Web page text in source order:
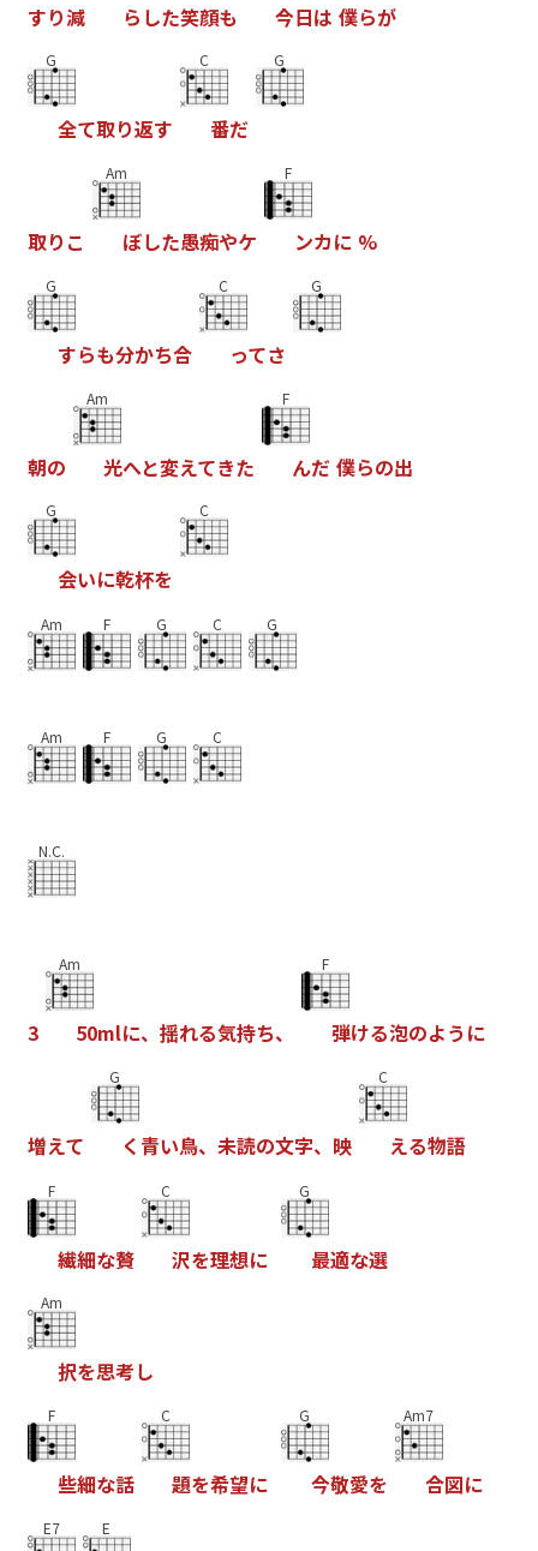
すり減 ら した笑顔も 今日は 僕らが
G
全て取り返す
C
番だ
G
取り こ
Am
ぼした愚痴やケ
F
ンカに %
G
すらも分かち合
C
ってさ
G
朝の
Am
光へと変えてきた
F
んだ 僕らの出
G
会いに乾杯を
C
Am F G C G
Am F G C
N.C.
3
Am
50mlに、 揺れる気持ち、
F
弾ける泡のよう に
増えて
G
く 青い鳥、 未読の文字、 映
C
える物語
F
繊細な贅
C
沢を理想に
G
最適な選
Am
択を思考し
F
些細な話
C
題を希望に
G
今敬愛を
Am7
合図に
E7 E